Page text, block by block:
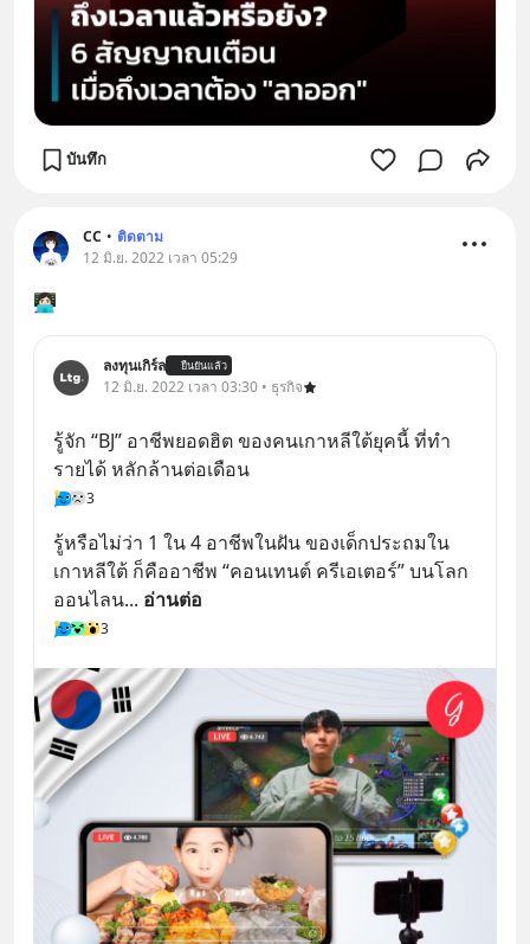
บันทึก
CC • ติดตาม
12 มิ.ย. 2022 เวลา 05:29
👩🏻‍💻
ลงทุนเกิร์ล ยืนยันแล้ว
12 มิ.ย. 2022 เวลา 03:30 • ธุรกิจ
รู้จัก “BJ” อาชีพยอดฮิต ของคนเกาหลีใต้ยุคนี้ ที่ทำ
รายได้ หลักล้านต่อเดือน
3
รู้หรือไม่ว่า 1 ใน 4 อาชีพในฝัน ของเด็กประถมใน
เกาหลีใต้ ก็คืออาชีพ “คอนเทนต์ ครีเอเตอร์” บนโลก
ออนไลน... อ่านต่อ
3